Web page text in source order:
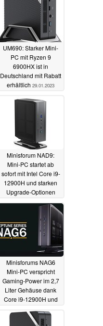
UM690: Starker Mini-
PC mit Ryzen 9
6900HX ist in
Deutschland mit Rabatt
erhältlich 29.01.2023
Minisforum NAD9:
Mini-PC startet ab
sofort mit Intel Core i9-
12900H und starken
Upgrade-Optionen
24.11.2022
Minisforums NAG6
Mini-PC verspricht
Gaming-Power im 2,7
Liter Gehäuse dank
Core i9-12900H und
23.11.2022